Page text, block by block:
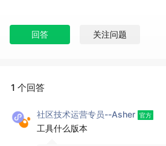
回答 关注问题
1 个回答
社区技术运营专员--Asher
工具什么版本